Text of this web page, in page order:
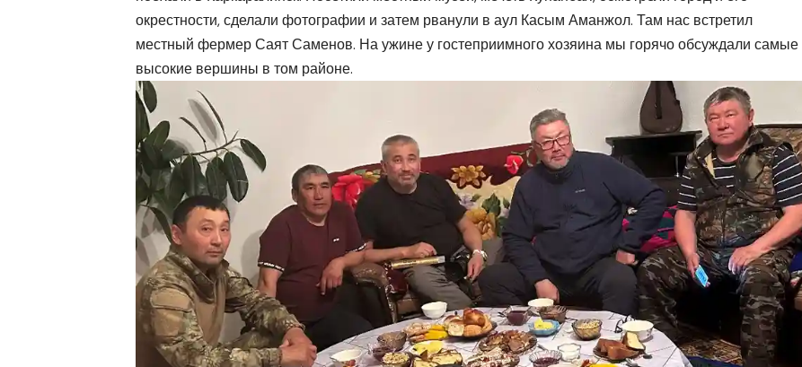
окрестности, сделали фотографии и затем рванули в аул Касым Аманжол. Там нас встретил
местный фермер Саят Саменов. На ужине у гостеприимного хозяина мы горячо обсуждали самые
высокие вершины в том районе.